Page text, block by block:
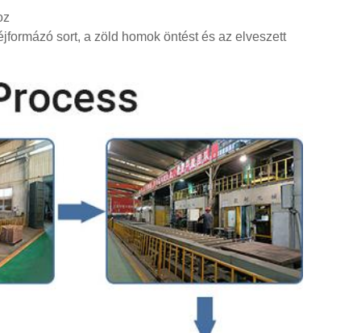
sort, a zöld homok öntést és az elveszett